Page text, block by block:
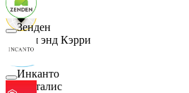
Кэш энд Кэрри
Лакталис
Зенден
Инканто